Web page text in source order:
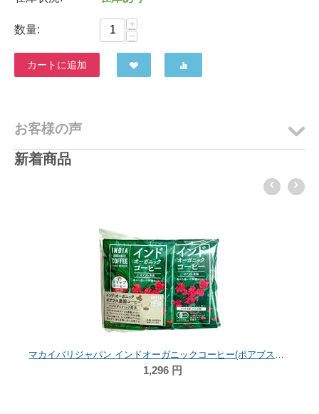
数量:
+
−
カートに追加
お客様の声
新着商品
1,296 円